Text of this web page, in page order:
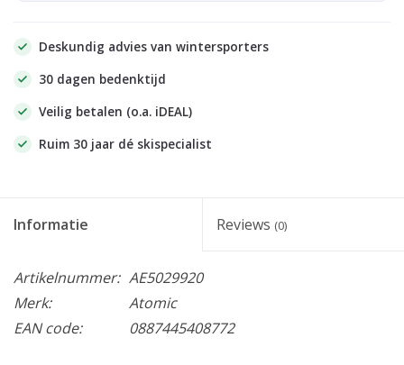
Deskundig advies van wintersporters
30 dagen bedenktijd
Veilig betalen (o.a. iDEAL)
Ruim 30 jaar dé skispecialist
Informatie Reviews (0)
Artikelnummer: AE5029920
Merk:
Atomic
EAN code:
0887445408772